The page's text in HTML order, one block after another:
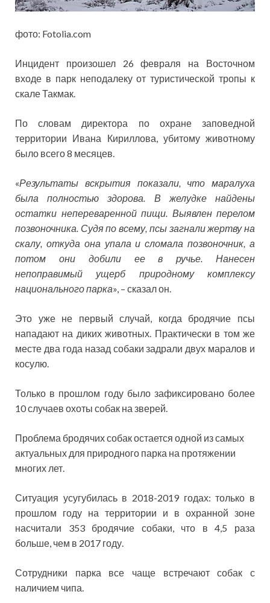
фото: Fotolia.com
Инцидент произошел 26 февраля на Восточном
входе в парк неподалеку оттуристической тропы к
скале Такмак.
По словам директора по охране заповедной
территории Ивана Кириллова, убитому животному
было всего 8 месяцев.
«Результаты вскрытия показали, что маралуха
была полностью здорова. В желудке найдены
остатки непереваренной пищи. Выявлен перелом
позвоночника. Судя по всему, псы загнали жертву на
скалу, откуда она упала и сломала позвоночник, а
потом они добили ее в ручье. Нанесен
непоправимый ущерб природному комплексу
национального парка», – сказал он.
Это уже не первый случай, когда бродячие псы
нападают на диких животных. Практически в том же
месте два года назад собаки задрали двух маралов и
косулю.
Только в прошлом году было зафиксировано более
10 случаев охоты собак на зверей.
Проблема бродячих собак остается одной из самых
актуальных для природного парка на протяжении
многих лет.
Ситуация усугубилась в 2018-2019 годах: только в
прошлом году на территории и в охранной зоне
насчитали 353 бродячие собаки, что в 4,5 раза
больше, чем в 2017 году.
Сотрудники парка все чаще встречают собак с
наличием чипа.